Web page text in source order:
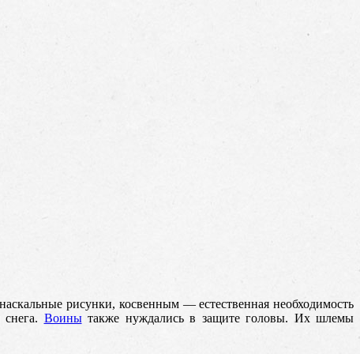
рисунки, косвенным— естественная необходимость
Воинытакже нуждались в защите головы. Их шлемы